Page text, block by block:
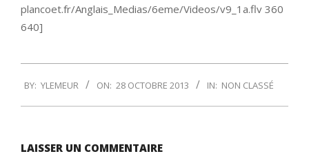
plancoet.fr/Anglais_Medias/6eme/Videos/v9_1a.flv 360
640]
10-
28
BY: YLEMEUR ON: 28 OCTOBRE 2013 IN: NON CLASSÉ
LAISSER UN COMMENTAIRE